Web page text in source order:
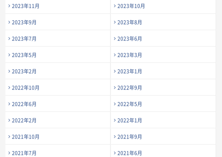
2023年11月 2023年10月
2023年9月 2023年8月
2023年7月 2023年6月
2023年5月 2023年3月
2023年2月 2023年1月
2022年10月 2022年9月
2022年6月 2022年5月
2022年2月 2022年1月
2021年10月 2021年9月
2021年7月 2021年6月